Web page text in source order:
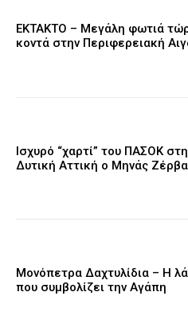
ΕΚΤΑΚΤΟ – Μεγάλη φωτιά
κοντά στην Περιφερειακή
Ισχυρό “χαρτί” του ΠΑΣΟΚ στη
Δυτική Αττική ο Μηνάς
Μονόπετρα Δαχτυλίδια – Η
που συμβολίζει την Αγάπη